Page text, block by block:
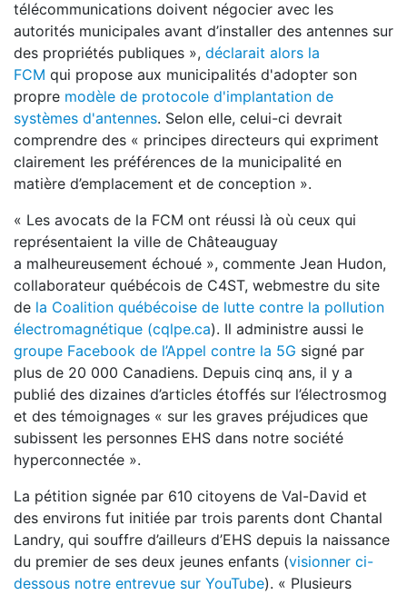
télécommunications doivent négocier avec les
autorités municipales avant d’installer des antennes sur
des propriétés publiques », déclarait alors la
FCM qui propose aux municipalités d'adopter son
propre modèle de protocole d'implantation de
systèmes d'antennes. Selon elle, celui-ci devrait
comprendre des « principes directeurs qui expriment
clairement les préférences de la municipalité en
matière d’emplacement et de conception ».
« Les avocats de la FCM ont réussi là où ceux qui
représentaient la ville de Châteauguay
a malheureusement échoué », commente Jean Hudon,
collaborateur québécois de C4ST, webmestre du site
de la Coalition québécoise de lutte contre la pollution
électromagnétique (cqlpe.ca). Il administre aussi le
groupe Facebook de l’Appel contre la 5G signé par
plus de 20 000 Canadiens. Depuis cinq ans, il y a
publié des dizaines d’articles étoffés sur l’électrosmog
et des témoignages « sur les graves préjudices que
subissent les personnes EHS dans notre société
hyperconnectée ».
La pétition signée par 610 citoyens de Val-David et
des environs fut initiée par trois parents dont Chantal
Landry, qui souffre d’ailleurs d’EHS depuis la naissance
du premier de ses deux jeunes enfants (visionner ci-
dessous notre entrevue sur YouTube). « Plusieurs